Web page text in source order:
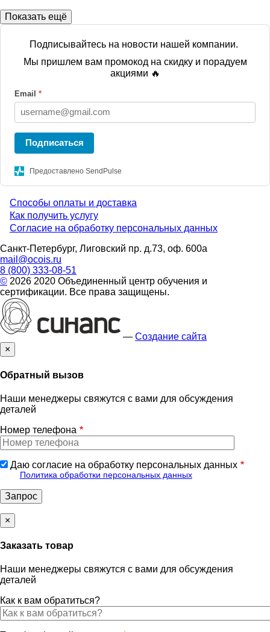
Показать ещё
Подписывайтесь на новости нашей компании.
Мы пришлем вам промокод на скидку и порадуем
акциями 🔥
Email *
Подписаться
Предоставлено SendPulse
Menu
footer
Способы оплаты и доставка
Как получить услугу
Согласие на обработку персональных данных
Санкт-Петербург, Лиговский пр. д.73, оф. 600а
mail@ocois.ru
8 (800) 333-08-51
© 2026 2020 Объединенный центр обучения и
сертификации. Все права защищены.
— Создание сайта
×
Обратный вызов
Наши менеджеры свяжутся с вами для обсуждения
деталей
Номер телефона
Даю согласие на обработку персональных данных
Политика обработки персональных данных
×
Заказать товар
Наши менеджеры свяжутся с вами для обсуждения
деталей
Как к вам обратиться?